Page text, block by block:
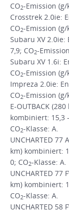
CO2-Emission
Crosstrek 2.0ie:
CO2-Emission
Subaru XV
7,9; CO2-
Subaru XV 1.6i:
CO2-Emission
Impreza 2.0ie:
CO2-Emission
E-OUTBACK
kombiniert: 15,3
CO2-Klasse: A.
UNCHARTED 77
km) kombiniert:
0; CO2-Klasse: A.
UNCHARTED 77
km) kombiniert:
CO2-Klasse: A.
UNCHARTED 58